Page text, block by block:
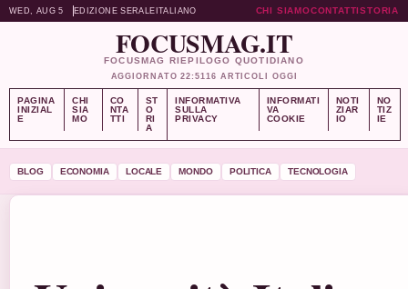
WED, AUG 5 EDIZIONE SERALE ITALIANO CHI SIAMOCONTATTISTORIA
FOCUSMAG.IT
FOCUSMAG RIEPILOGO QUOTIDIANO
AGGIORNATO 22:5116 ARTICOLI OGGI
PAGINA
INIZIAL
E
CHI
SIA
MO
CO
NTA
TTI
ST
O
RI
A
INFORMATIVA
SULLA
PRIVACY
INFORMATI
VA
COOKIE
NOTI
ZIAR
IO
NO
TIZ
IE
BLOG ECONOMIA LOCALE MONDO POLITICA TECNOLOGIA